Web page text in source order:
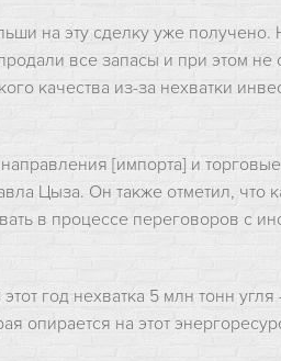
на эту сделку уже получено.
все запасы и при этом не
качества из-за нехватки
[импорта] и
Цыза. Он также отметил, что
в процессе переговоров с
год нехватка 5 млн тонн
опирается на этот